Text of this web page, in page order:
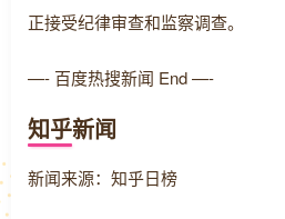
正接受纪律审查和监察调查。
—- 百度热搜新闻 End —-
知乎新闻
新闻来源：知乎日榜